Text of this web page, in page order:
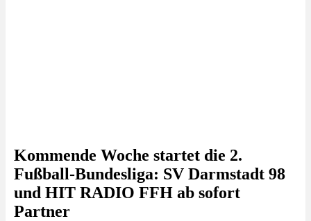
Kommende Woche startet die 2.
Fußball-Bundesliga: SV Darmstadt 98
und HIT RADIO FFH ab sofort
Partner